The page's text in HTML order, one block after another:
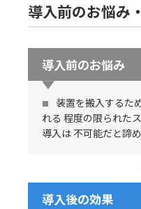
導入前のお悩み
導入前のお悩み
装置を搬入するた
れる 程度の限られた
導入は 不可能だと諦
導入後の効果